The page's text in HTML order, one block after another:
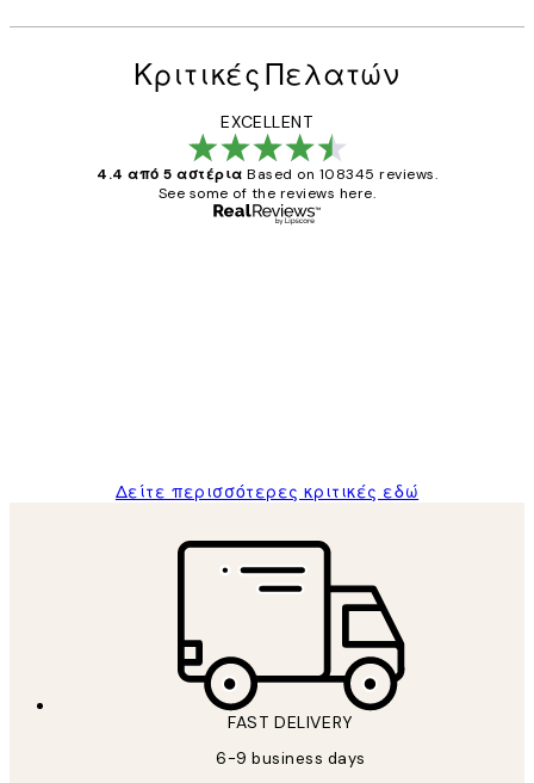
Κριτικές Πελατών
EXCELLENT
4.4 από 5 αστέρια Based on 108345 reviews.
See some of the reviews here.
Δείτε περισσότερες κριτικές εδώ
FAST DELIVERY
6-9 business days